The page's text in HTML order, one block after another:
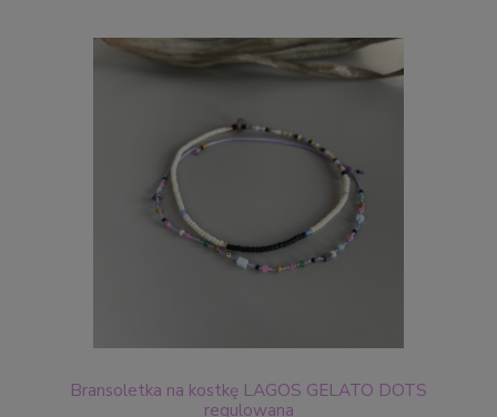
Bransoletka na kostkę LAGOS GELATO DOTS
regulowana